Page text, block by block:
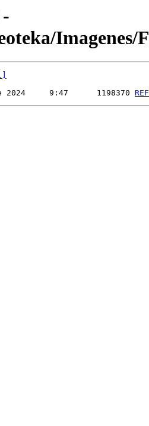
Imagenes/
2024     9:47      1198370